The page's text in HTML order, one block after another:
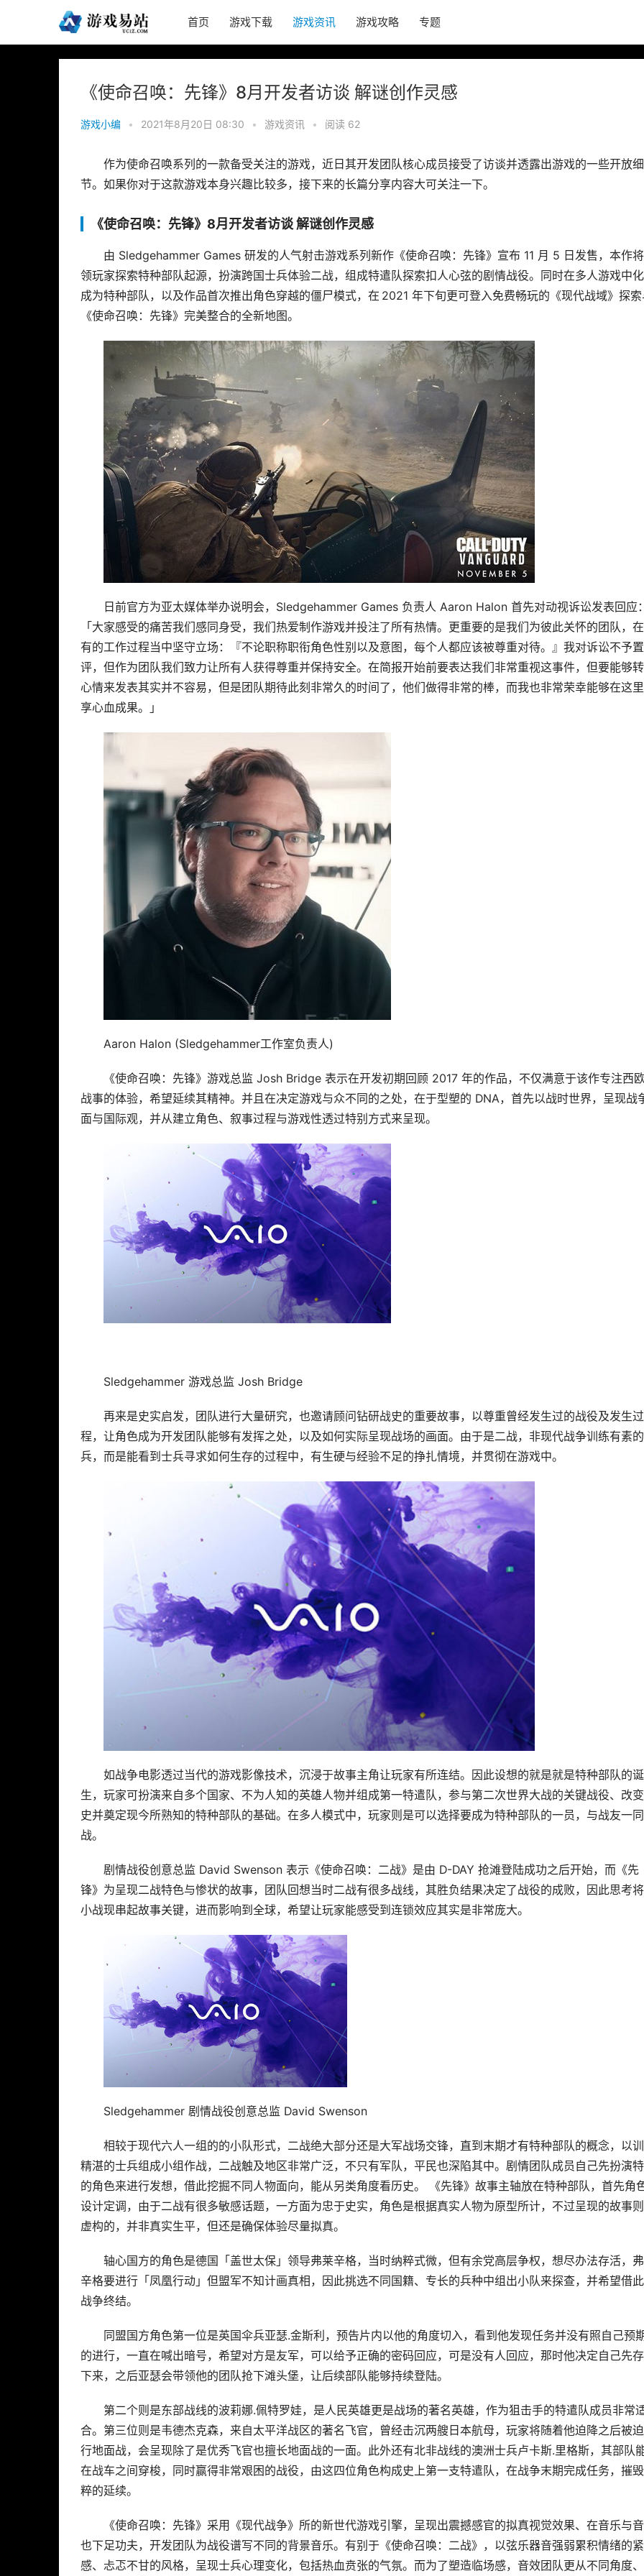
首页 游戏下载 游戏资讯 游戏攻略 专题
《使命召唤：先锋》8月开发者访谈 解谜创作灵感
游戏小编 • 2021年8月20日 08:30 • 游戏资讯 • 阅读 62
作为使命召唤系列的一款备受关注的游戏，近日其开发团队核心成员接受了访谈并透露出游戏的一些开放细
节。如果你对于这款游戏本身兴趣比较多，接下来的长篇分享内容大可关注一下。
《使命召唤：先锋》8月开发者访谈 解谜创作灵感
由 Sledgehammer Games 研发的人气射击游戏系列新作《使命召唤：先锋》宣布 11 月 5 日发售，本作
领玩家探索特种部队起源，扮演跨国士兵体验二战，组成特遣队探索扣人心弦的剧情战役。同时在多人游戏中
成为特种部队，以及作品首次推出角色穿越的僵尸模式，在 2021 年下旬更可登入免费畅玩的《现代战域》探
《使命召唤：先锋》完美整合的全新地图。
日前官方为亚太媒体举办说明会，Sledgehammer Games 负责人 Aaron Halon 首先对动视诉讼发表回应
「大家感受的痛苦我们感同身受，我们热爱制作游戏并投注了所有热情。更重要的是我们为彼此关怀的团队，
有的工作过程当中坚守立场：『不论职称职衔角色性别以及意图，每个人都应该被尊重对待。』我对诉讼不予置
评，但作为团队我们致力让所有人获得尊重并保持安全。在简报开始前要表达我们非常重视这事件，但要能够
心情来发表其实并不容易，但是团队期待此刻非常久的时间了，他们做得非常的棒，而我也非常荣幸能够在这
享心血成果。」
Aaron Halon (Sledgehammer工作室负责人)
《使命召唤：先锋》游戏总监 Josh Bridge 表示在开发初期回顾 2017 年的作品，不仅满意于该作专注西
战事的体验，希望延续其精神。并且在决定游戏与众不同的之处，在于型塑的 DNA，首先以战时世界，呈现战
面与国际观，并从建立角色、叙事过程与游戏性透过特别方式来呈现。
Sledgehammer 游戏总监 Josh Bridge
再来是史实启发，团队进行大量研究，也邀请顾问钻研战史的重要故事，以尊重曾经发生过的战役及发生过
程，让角色成为开发团队能够有发挥之处，以及如何实际呈现战场的画面。由于是二战，非现代战争训练有素
兵，而是能看到士兵寻求如何生存的过程中，有生硬与经验不足的挣扎情境，并贯彻在游戏中。
如战争电影透过当代的游戏影像技术，沉浸于故事主角让玩家有所连结。因此设想的就是就是特种部队的诞
生，玩家可扮演来自多个国家、不为人知的英雄人物并组成第一特遣队，参与第二次世界大战的关键战役、改
剧情战役创意总监 David Swenson 表示《使命召唤：二战》是由 D-DAY 抢滩登陆成功之后开始，而《先
锋》为呈现二战特色与惨状的故事，团队回想当时二战有很多战线，其胜负结果决定了战役的成败，因此思考
小战现串起故事关键，进而影响到全球，希望让玩家能感受到连锁效应其实是非常庞大。
Sledgehammer 剧情战役创意总监 David Swenson
相较于现代六人一组的的小队形式，二战绝大部分还是大军战场交锋，直到末期才有特种部队的概念，以
精湛的士兵组成小组作战，二战触及地区非常广泛，不只有军队，平民也深陷其中。剧情团队成员自己先扮演
的角色来进行发想，借此挖掘不同人物面向，能从另类角度看历史。 《先锋》故事主轴放在特种部队，首先角
虚构的，并非真实生平，但还是确保体验尽量拟真。
轴心国方的角色是德国「盖世太保」领导弗莱辛格，当时纳粹式微，但有余党高层争权，想尽办法存活，
战争终结。
同盟国方角色第一位是英国伞兵亚瑟.金斯利，预告片内以他的角度切入，看到他发现任务并没有照自己预
的进行，一直在喊出暗号，希望对方是友军，可以给予正确的密码回应，可是没有人回应，那时他决定自己先
下来，之后亚瑟会带领他的团队抢下滩头堡，让后续部队能够持续登陆。
第二个则是东部战线的波莉娜.佩特罗娃，是人民英雄更是战场的著名英雄，作为狙击手的特遣队成员非常
合。第三位则是韦德杰克森，来自太平洋战区的著名飞官，曾经击沉两艘日本航母，玩家将随着他迫降之后被
行地面战，会呈现除了是优秀飞官也擅长地面战的一面。此外还有北非战线的澳洲士兵卢卡斯.里格斯，其部队